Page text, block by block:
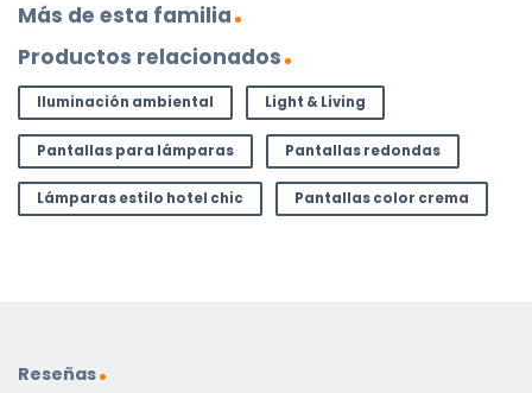
Más de esta familia
Productos relacionados
Iluminación ambiental Light & Living
Pantallas para lámparas Pantallas redondas
Lámparas estilo hotel chic Pantallas color crema
Reseñas